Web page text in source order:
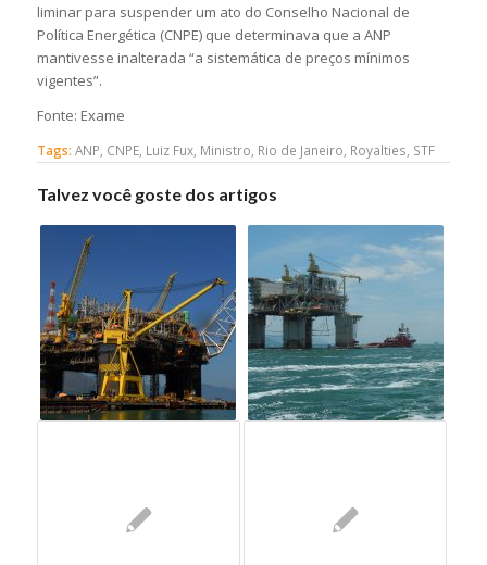
liminar para suspender um ato do Conselho Nacional de
Política Energética (CNPE) que determinava que a ANP
mantivesse inalterada “a sistemática de preços mínimos
vigentes”.
Fonte: Exame
Tags: ANP CNPE, Luiz Fux, Ministro Rio de Janeiro Royalties STF
Talvez você goste dos artigos